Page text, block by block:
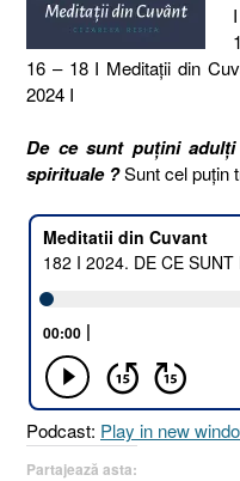
16 – 18 I Meditaţii din
2024 I
De ce sunt puțini
spirituale ?Sunt cel puțin
Podcast: Play in new
Partajează asta: